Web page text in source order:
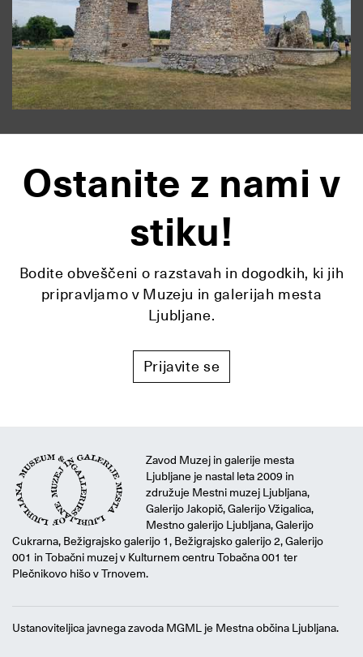
Ostanite z nami v
stiku!
Bodite obveščeni o razstavah in dogodkih, ki jih
pripravljamo v Muzeju in galerijah mesta
Ljubljane.
Prijavite se
Zavod Muzej in galerije mesta
Ljubljane je nastal leta 2009 in
združuje Mestni muzej Ljubljana,
Galerijo Jakopič, Galerijo Vžigalica,
Mestno galerijo Ljubljana, Galerijo
Cukrarna, Bežigrajsko galerijo 1, Bežigrajsko galerijo 2, Galerijo
001 in Tobačni muzej v Kulturnem centru Tobačna 001 ter
Plečnikovo hišo v Trnovem.
Ustanoviteljica javnega zavoda MGML je Mestna občina Ljubljana.